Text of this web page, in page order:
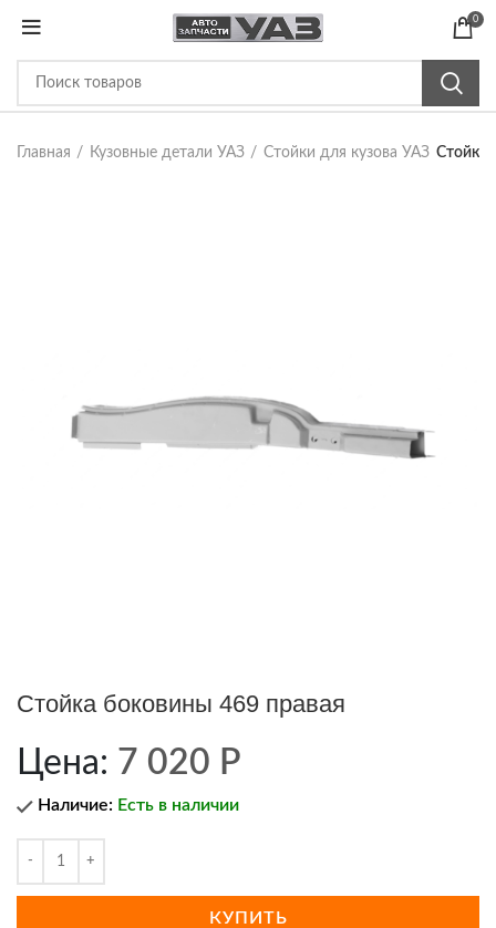
0
Главная Кузовные детали УАЗ Стойки для кузова УАЗ Стойка
Стойка боковины 469 правая
Цена: 7 020 Р
Наличие: Есть в наличии
КУПИТЬ